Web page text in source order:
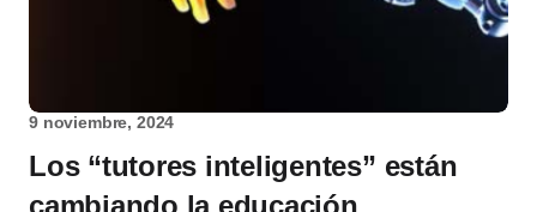
9 noviembre, 2024
Los “tutores inteligentes” están
cambiando la educación